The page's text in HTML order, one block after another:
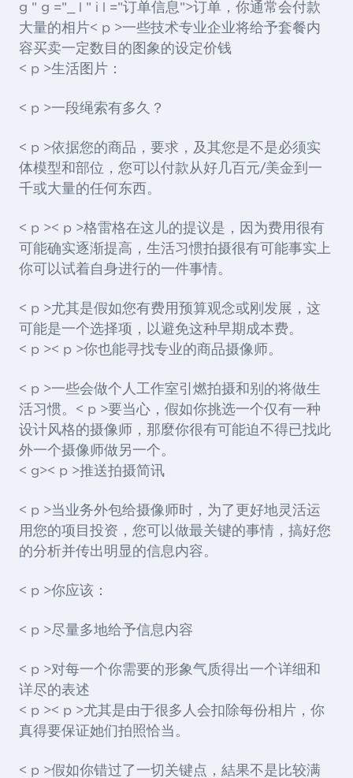
g " g ="_ l " i l ="订单信息">订单 ，你通常会付款
大量的相片< p >一些技术专业企业将给予套餐内
容买卖一定数目的图象的设定价钱
< p >生活图片：
< p >一段绳索有多久？
< p >依据您的商品，要求，及其您是不是必须实
体模型和部位，您可以付款从好几百元/美金到一
千或大量的任何东西。
< p >< p >格雷格在这儿的提议是，因为费用很有
可能确实逐渐提高，生活习惯拍摄很有可能事实上
你可以试着自身进行的一件事情。
< p >尤其是假如您有费用预算观念或刚发展，这
可能是一个选择项，以避免这种早期成本费。
< p >< p >你也能寻找专业的商品摄像师。
< p >一些会做个人工作室引燃拍摄和别的将做生
活习惯。< p >要当心，假如你挑选一个仅有一种
设计风格的摄像师，那麼你很有可能迫不得已找此
外一个摄像师做另一个。
< g>< p >推送拍摄简讯
< p >当业务外包给摄像师时，为了更好地灵活运
用您的项目投资，您可以做最关键的事情，搞好您
的分析并传出明显的信息内容。
< p >你应该：
< p >尽量多地给予信息内容
< p >对每一个你需要的形象气质得出一个详细和
详尽的表述
< p >< p >尤其是由于很多人会扣除每份相片，你
真得要保证她们拍照恰当。
< p >假如你错过了一切关键点，結果不是比较满